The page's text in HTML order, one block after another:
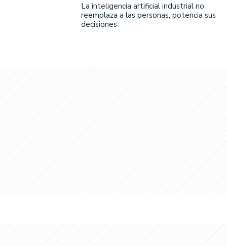
La inteligencia artificial industrial no
reemplaza a las personas, potencia sus
decisiones